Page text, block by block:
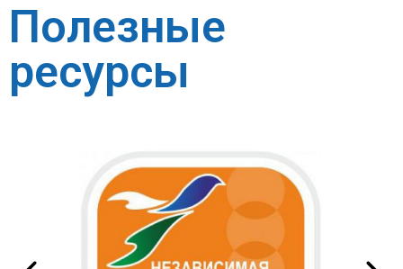
Полезные
ресурсы